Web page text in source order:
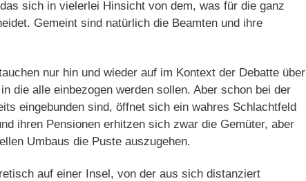
sich in vielerlei Hinsicht von dem, was für die ganz
Gemeint sind natürlich die Beamten und ihre
nur hin und wieder auf im Kontext der Debatte über
die alle einbezogen werden sollen. Aber schon bei der
eingebunden sind, öffnet sich ein wahres Schlachtfeld
ihren Pensionen erhitzen sich zwar die Gemüter, aber
Umbaus die Puste auszugehen.
auf einer Insel, von der aus sich distanziert